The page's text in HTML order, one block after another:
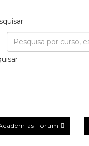
Forum